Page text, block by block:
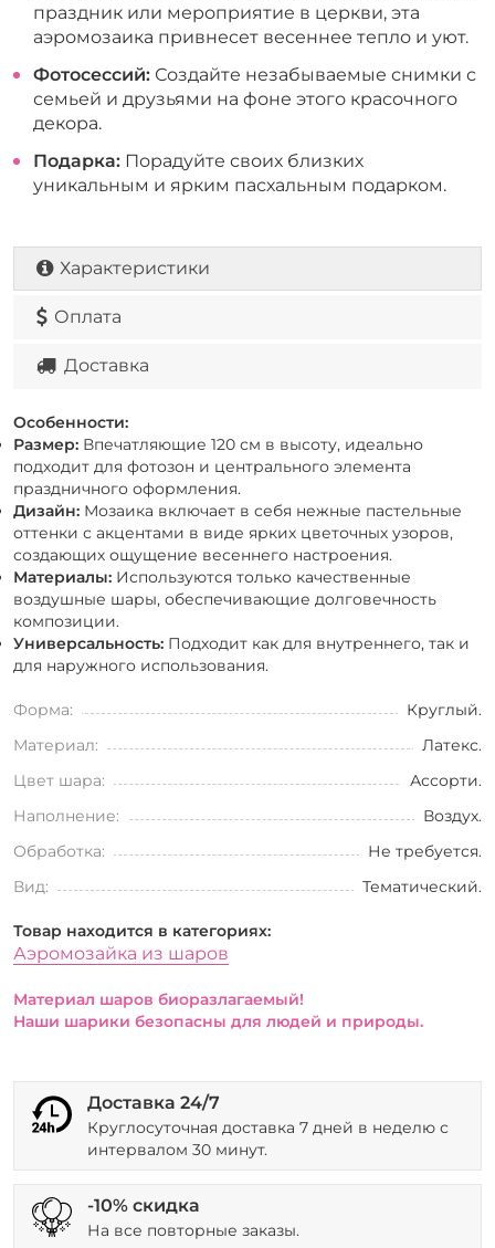
праздник или мероприятие в церкви, эта
аэромозаика привнесет весеннее тепло и уют.
Фотосессий: Создайте незабываемые снимки с
семьей и друзьями на фоне этого красочного
декора.
Подарка: Порадуйте своих близких
уникальным и ярким пасхальным подарком.
Характеристики
Оплата
Доставка
Особенности:
Размер: Впечатляющие 120 см в высоту, идеально
подходит для фотозон и центрального элемента
праздничного оформления.
Дизайн: Мозаика включает в себя нежные пастельные
оттенки с акцентами в виде ярких цветочных узоров,
создающих ощущение весеннего настроения.
Материалы: Используются только качественные
воздушные шары, обеспечивающие долговечность
композиции.
Универсальность: Подходит как для внутреннего, так и
для наружного использования.
Форма:
Круглый.
Материал:
Латекс.
Цвет шара:
Ассорти.
Наполнение:
Воздух.
Обработка:
Не требуется.
Вид:
Тематический.
Товар находится в категориях:
Аэромозайка из шаров
Материал шаров биоразлагаемый!
Наши шарики безопасны для людей и природы.
Доставка 24/7
Круглосуточная доставка 7 дней в неделю с
интервалом 30 минут.
-10% скидка
На все повторные заказы.